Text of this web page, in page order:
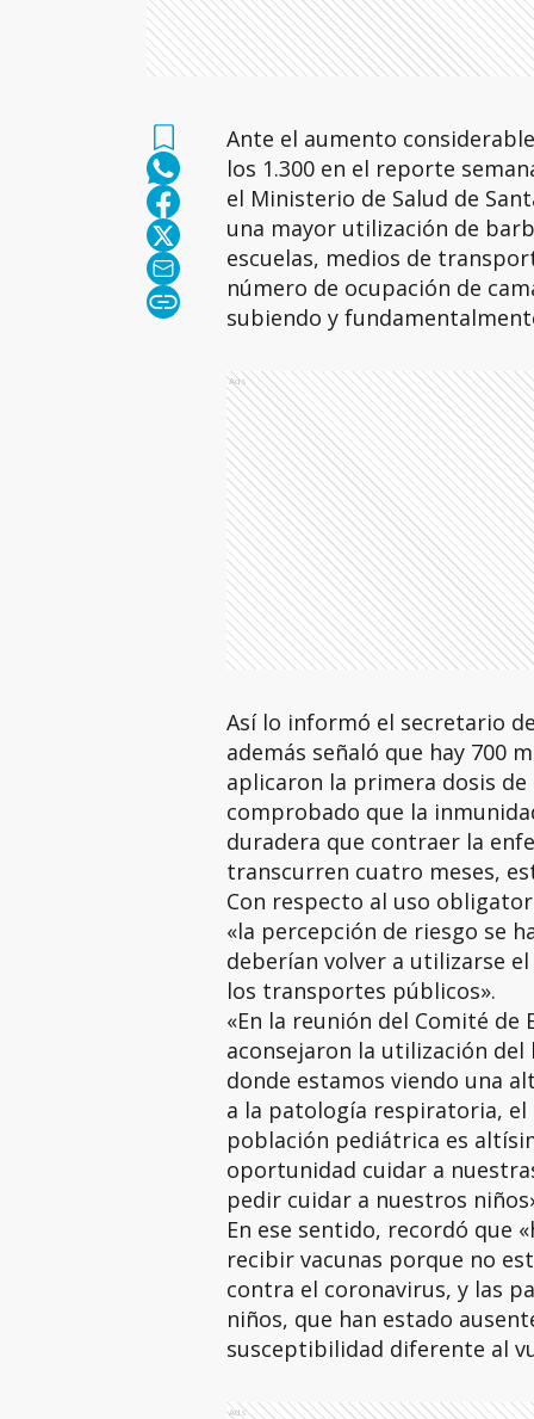
Ante el aumento
los 1.300 en el reporte
el Ministerio de Salud de
una mayor utilización de
escuelas, medios de
número de ocupación de
subiendo y
Ads
Así lo informó el secretario
además señaló que hay 700
aplicaron la primera dosis
comprobado que la
duradera que contraer la
transcurren cuatro meses,
Con respecto al uso
«la percepción de riesgo se
deberían volver a utilizarse
los transportes públicos».
«En la reunión del Comité
aconsejaron la utilización
donde estamos viendo una
a la patología respiratoria,
población pediátrica es
oportunidad cuidar a
pedir cuidar a nuestros
En ese sentido, recordó que
recibir vacunas porque no
contra el coronavirus, y las
niños, que han estado
susceptibilidad diferente al
Ads